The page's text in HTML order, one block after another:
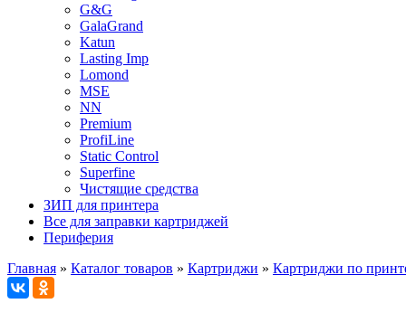
G&G
GalaGrand
Katun
Lasting Imp
Lomond
MSE
NN
Premium
ProfiLine
Static Control
Superfine
Чистящие средства
ЗИП для принтера
Все для заправки картриджей
Периферия
Главная » Каталог товаров » Картриджи » Картриджи по